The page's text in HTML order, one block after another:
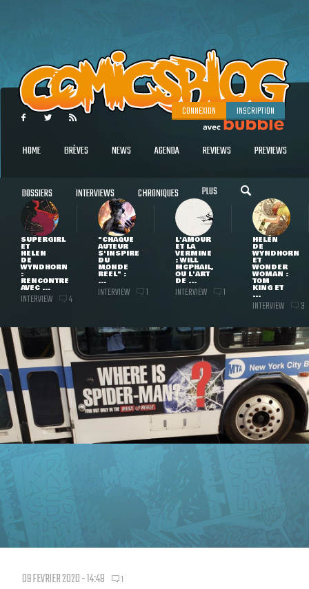
CONNEXION INSCRIPTION
HOME BRÈVES NEWS AGENDA REVIEWS PREVIEWS
DOSSIERS INTERVIEWS CHRONIQUES PLUS
SUPERGIRL
ET
HELEN
DE
WYNDHORN
:
RENCONTRE
AVEC ...
INTERVIEW 4
"CHAQUE
AUTEUR
S'INSPIRE
DU
MONDE
RÉEL" :
...
INTERVIEW 1
L'AMOUR
ET LA
VERMINE
: WILL
MCPHAIL,
OU L'ART
DE ...
INTERVIEW 1
HELEN
DE
WYNDHORN
ET
WONDER
WOMAN :
TOM
KING ET
...
INTERVIEW 3
09 FEVRIER 2020 - 14:48 1